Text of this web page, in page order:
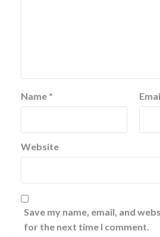
Name *
Website
Save my name, email, and
for the next time I comment.